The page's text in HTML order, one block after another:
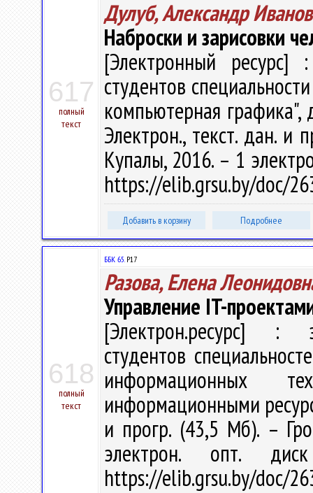
617
полный
текст
Дулуб, Александр
Наброски и зарисовки
[Электронный ресурс]
студентов
компьютерная
Электрон., текст. дан. и
Купалы, 2016. – 1
https://elib.grsu.by/doc/
Добавить в корзину Подробнее
618
полный
текст
ББК 65.Р17
Разова, Елена
Управление IT-
[Электрон.ресурс] :
студентов
информационных
информационными
и прогр. (43,5 Мб). –
электрон. опт.
https://elib.grsu.by/doc/